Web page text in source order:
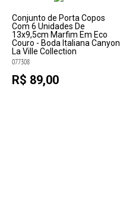
Conjunto de Porta Copos
Com 6 Unidades De
13x9,5cm Marfim Em Eco
Couro - Boda Italiana Canyon
La Ville Collection
077308
R$ 89,00